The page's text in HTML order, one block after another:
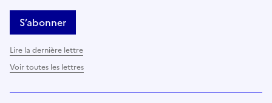
S’abonner
Lire la dernière lettre
Voir toutes les lettres